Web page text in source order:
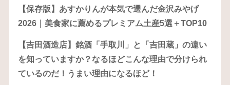
【保存版】あすかりんが本気で選んだ金沢みやげ
2026｜美食家に薦めるプレミアム土産5選＋TOP10
【吉田酒造店】銘酒「手取川」と「吉田蔵」の違い
を知っていますか？なるほどこんな理由で分けられ
ているのだ！うまい理由になるほど！